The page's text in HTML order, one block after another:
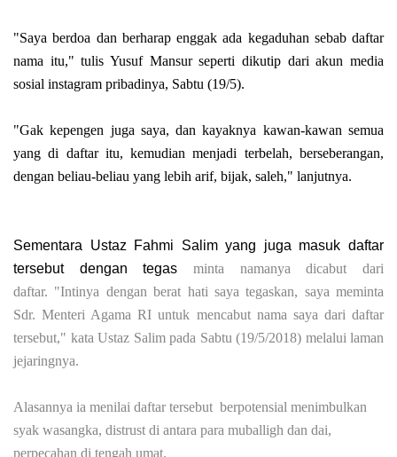
"Saya berdoa dan berharap enggak ada kegaduhan sebab daftar
nama itu," tulis Yusuf Mansur seperti dikutip dari akun media
sosial instagram pribadinya, Sabtu (19/5).
"Gak kepengen juga saya, dan kayaknya kawan-kawan semua
yang di daftar itu, kemudian menjadi terbelah, berseberangan,
dengan beliau-beliau yang lebih arif, bijak, saleh," lanjutnya.
Sementara Ustaz Fahmi Salim yang juga masuk daftar
tersebut dengan tegas minta namanya dicabut dari
daftar. "Intinya dengan berat hati saya tegaskan, saya meminta
Sdr. Menteri Agama RI untuk mencabut nama saya dari daftar
tersebut," kata Ustaz Salim pada Sabtu (19/5/2018) melalui laman
jejaringnya.
Alasannya ia menilai daftar tersebut berpotensial menimbulkan
syak wasangka, distrust di antara para muballigh dan dai,
perpecahan di tengah umat.